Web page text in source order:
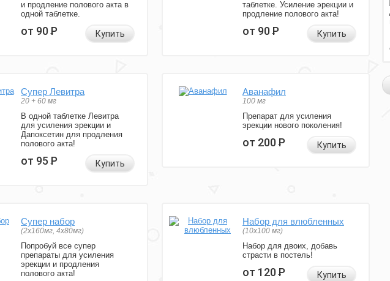
и продление полового акта в
одной таблетке.
от 90Р Купить
таблетке. Усиление эрекции и
продление полового акта!
от 90Р Купить
Супер Левитра
20 + 60 мг
В одной таблетке Левитра
для усиления эрекции и
Дапоксетин для продления
полового акта!
от 95Р Купить
Аванафил
100 мг
Препарат для усиления
эрекции нового поколения!
от 200Р Купить
Супер набор
(2х160мг, 4х80мг)
Попробуй все супер
препараты для усиления
эрекции и продления
полового акта!
Набор для влюбленных
(10х100 мг)
Набор для двоих, добавь
страсти в постель!
от 120Р Купить